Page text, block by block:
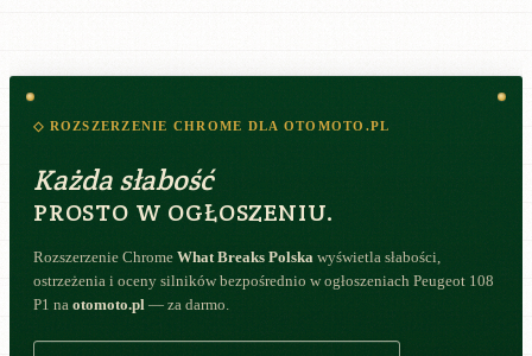
◇ ROZSZERZENIE CHROME DLA OTOMOTO.PL
Każda słabość
PROSTO W OGŁOSZENIU.
Rozszerzenie Chrome What Breaks Polska wyświetla słabości,
ostrzeżenia i oceny silników bezpośrednio w ogłoszeniach Peugeot 108
P1 na otomoto.pl — za darmo.